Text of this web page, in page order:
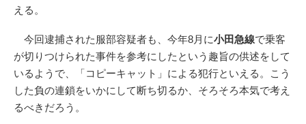
える。
今回逮捕された服部容疑者も、今年8月に小田急線で乗客
が切りつけられた事件を参考にしたという趣旨の供述をして
いるようで、「コピーキャット」による犯行といえる。こう
した負の連鎖をいかにして断ち切るか、そろそろ本気で考え
るべきだろう。